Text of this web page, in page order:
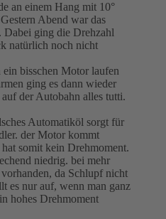
an einem Hang mit 10°
Abend war das
Dabei ging die Drehzahl
natürlich noch nicht
bisschen Motor laufen
ging es dann wieder
der Autobahn alles tutti.
Automatiköl sorgt für
der Motor kommt
somit kein Drehmoment.
niedrig. bei mehr
da Schlupf nicht
es nur auf, wenn man ganz
hohes Drehmoment